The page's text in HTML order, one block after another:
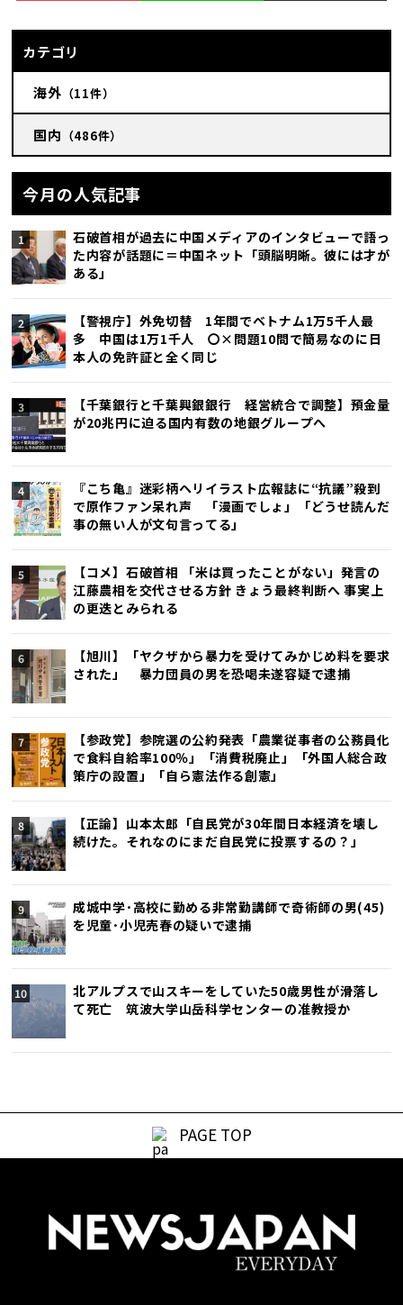
カテゴリ
海外 （11件）
国内 （486件）
今月の人気記事
石破首相が過去に中国メディアのインタビューで語っ
た内容が話題に＝中国ネット「頭脳明晰。彼には才が
ある」
【警視庁】外免切替 1年間でベトナム1万5千人最
多 中国は1万1千人 〇×問題10問で簡易なのに日
本人の免許証と全く同じ
【千葉銀行と千葉興銀銀行 経営統合で調整】預金量
が20兆円に迫る国内有数の地銀グループへ
『こち亀』迷彩柄ヘリイラスト広報誌に“抗議”殺到
で原作ファン呆れ声 「漫画でしょ」「どうせ読んだ
事の無い人が文句言ってる」
【コメ】石破首相 「米は買ったことがない」発言の
江藤農相を交代させる方針 きょう最終判断へ 事実上
の更迭とみられる
【旭川】「ヤクザから暴力を受けてみかじめ料を要求
された」 暴力団員の男を恐喝未遂容疑で逮捕
【参政党】参院選の公約発表「農業従事者の公務員化
で食料自給率100％」「消費税廃止」「外国人総合政
策庁の設置」「自ら憲法作る創憲」
【正論】山本太郎「自民党が30年間日本経済を壊し
続けた。それなのにまだ自民党に投票するの？」
成城中学･高校に勤める非常勤講師で奇術師の男(45)
を児童･小児売春の疑いで逮捕
北アルプスで山スキーをしていた50歳男性が滑落し
て死亡 筑波大学山岳科学センターの准教授か
PAGE TOP